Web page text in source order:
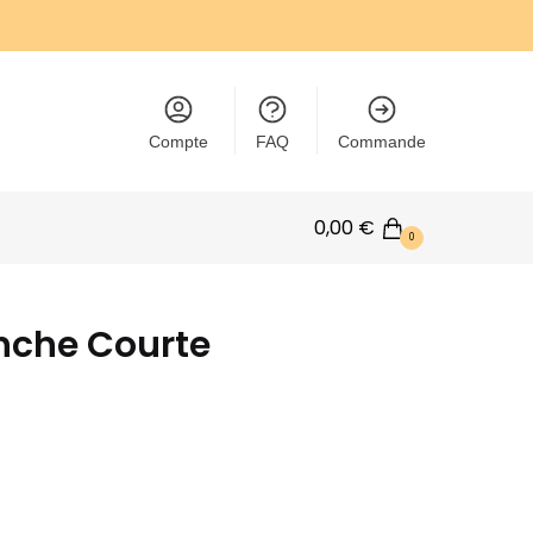
Compte FAQ Commande
0,00 € 0
Courte